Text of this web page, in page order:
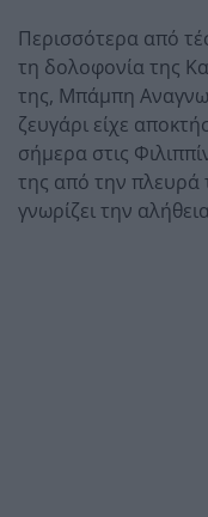
Περισσότερα από
τη δολοφονία της
της, Μπάμπη
ζευγάρι είχε
σήμερα στις
της από την πλευρά
γνωρίζει την